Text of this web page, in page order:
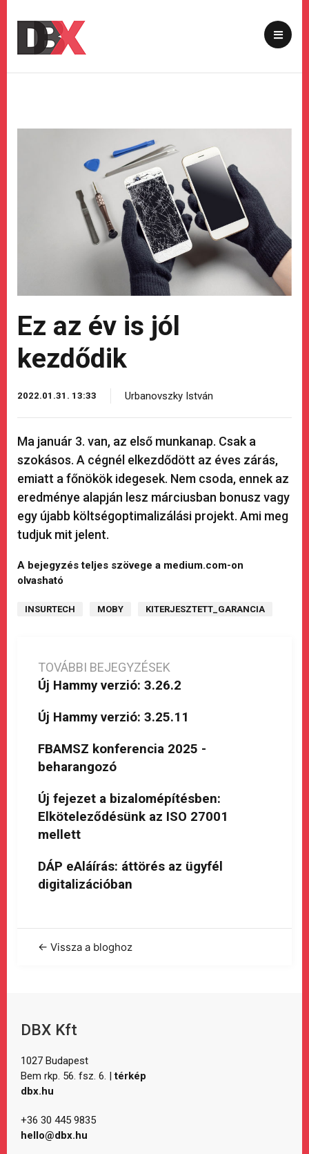
Ez az év is jól
kezdődik
2022.01.31. 13:33 Urbanovszky István
Ma január 3. van, az első munkanap. Csak a
szokásos. A cégnél elkezdődött az éves zárás,
emiatt a főnökök idegesek. Nem csoda, ennek az
eredménye alapján lesz márciusban bonusz vagy
egy újabb költségoptimalizálási projekt. Ami meg
tudjuk mit jelent.
A bejegyzés teljes szövege a medium.com-on
olvasható
INSURTECH MOBY KITERJESZTETT_GARANCIA
TOVÁBBI BEJEGYZÉSEK
Új Hammy verzió: 3.26.2
Új Hammy verzió: 3.25.11
FBAMSZ konferencia 2025 -
beharangozó
Új fejezet a bizalomépítésben:
Elköteleződésünk az ISO 27001
mellett
DÁP eAláírás: áttörés az ügyfél
digitalizációban
← Vissza a bloghoz
DBX Kft
1027 Budapest
Bem rkp. 56. fsz. 6. |térkép
dbx.hu
+36 30 445 9835
hello@dbx.hu